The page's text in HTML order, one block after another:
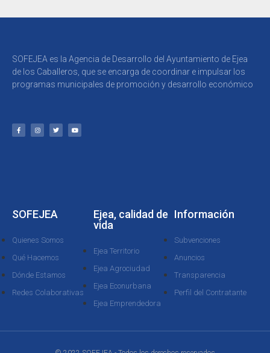
SOFEJEA es la Agencia de Desarrollo del Ayuntamiento de Ejea
de los Caballeros, que se encarga de coordinar e impulsar los
programas municipales de promoción y desarrollo económico
SOFEJEA
Quienes Somos
Qué Hacemos
Dónde Estamos
Redes Colaborativas
Ejea, calidad de
vida
Ejea Territorio
Ejea Agrociudad
Ejea Econurbana
Ejea Emprendedora
Información
Subvenciones
Anuncios
Transparencia
Perfil del Contratante